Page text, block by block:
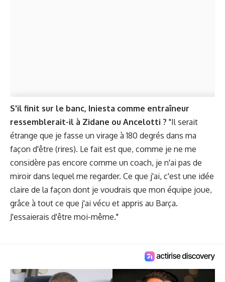
S'il finit sur le banc, Iniesta comme entraîneur
ressemblerait-il à Zidane ou Ancelotti ? "Il serait
étrange que je fasse un virage à 180 degrés dans ma
façon d'être (rires). Le fait est que, comme je ne me
considère pas encore comme un coach, je n'ai pas de
miroir dans lequel me regarder. Ce que j'ai, c'est une idée
claire de la façon dont je voudrais que mon équipe joue,
grâce à tout ce que j'ai vécu et appris au Barça.
J'essaierais d'être moi-même."